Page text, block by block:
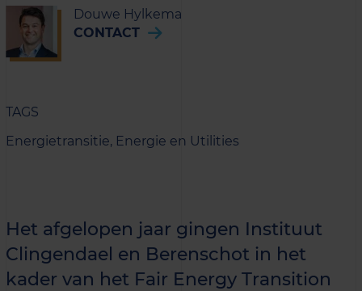
Douwe Hylkema
CONTACT
TAGS
Energietransitie, Energie en Utilities
Het afgelopen jaar gingen Instituut
Clingendael en Berenschot in het
kader van het Fair Energy Transition